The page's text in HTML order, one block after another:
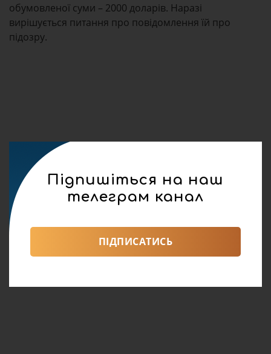
обумовленої суми – 2000 доларів. Наразі
вирішується питання про повідомлення їй про
підозру.
Підпишіться на наш
телеграм канал
ПІДПИСАТИСЬ